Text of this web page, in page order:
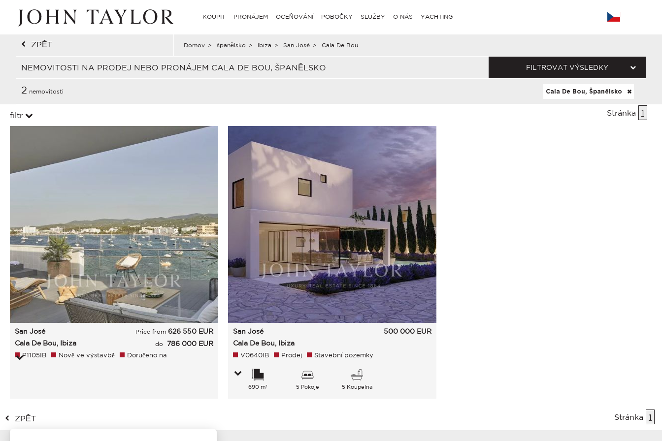
KOUPIT PRONÁJEM OCEŇOVÁNÍ POBOČKY SLUŽBY O NÁS YACHTING
ZPĚT Domov > španělsko > Ibiza > San José > Cala De Bou
NEMOVITOSTI NA PRODEJ NEBO PRONÁJEM CALA DE BOU, ŠPANĚLSKO FILTROVAT VÝSLEDKY
2 nemovitosti Cala De Bou, Španělsko
filtr Stránka 1
San José
Cala De Bou, Ibiza
Price from 626 550 EUR
do 786 000 EUR
P1105IB Nově ve výstavbě Doručeno na
San José
Cala De Bou, Ibiza
500 000 EUR
V0640IB Prodej Stavební pozemky
690 m² 5 Pokoje 5 Koupelna
ZPĚT Stránka 1